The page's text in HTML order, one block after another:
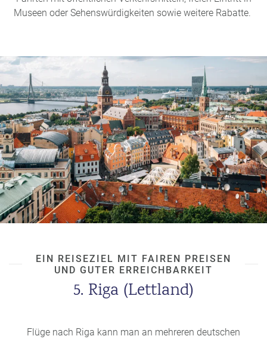
Museen oder Sehenswürdigkeiten sowie weitere Rabatte.
EIN REISEZIEL MIT FAIREN PREISEN
UND GUTER ERREICHBARKEIT
5. Riga (Lettland)
Flüge nach Riga kann man an mehreren deutschen